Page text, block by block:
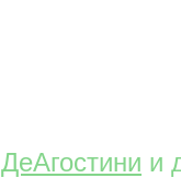
ДеАгостини и